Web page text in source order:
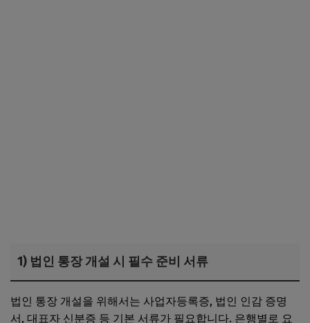
1) 법인 통장 개설 시 필수 준비 서류
법인 통장 개설을 위해서는 사업자등록증, 법인 인감 증명
서, 대표자 신분증 등 기본 서류가 필요합니다. 은행별로 요